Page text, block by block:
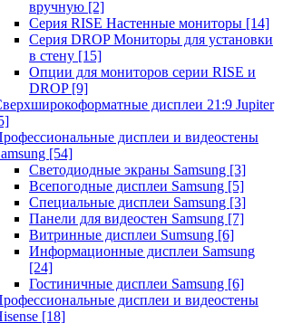
вручную [2]
Серия RISE Настенные мониторы [14]
Серия DROP Мониторы для установки
в стену [15]
Опции для мониторов серии RISE и
DROP [9]
дисплеи 21:9 Jupiter
дисплеи и видеостены
[54]
Светодиодные экраны Samsung [3]
Всепогодные дисплеи Samsung [5]
Специальные дисплеи Samsung [3]
Панели для видеостен Samsung [7]
Витринные дисплеи Sumsung [6]
Информационные дисплеи Samsung
[24]
Гостиничные дисплеи Samsung [6]
дисплеи и видеостены
[18]